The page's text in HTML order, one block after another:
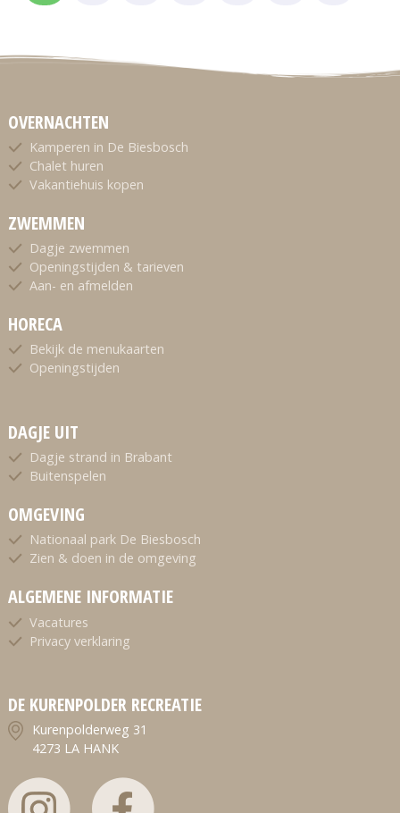
OVERNACHTEN
Kamperen in De Biesbosch
Chalet huren
Vakantiehuis kopen
ZWEMMEN
Dagje zwemmen
Openingstijden & tarieven
Aan- en afmelden
HORECA
Bekijk de menukaarten
Openingstijden
DAGJE UIT
Dagje strand in Brabant
Buitenspelen
OMGEVING
Nationaal park De Biesbosch
Zien & doen in de omgeving
ALGEMENE INFORMATIE
Vacatures
Privacy verklaring
DE KURENPOLDER RECREATIE
Kurenpolderweg 31
4273 LA HANK